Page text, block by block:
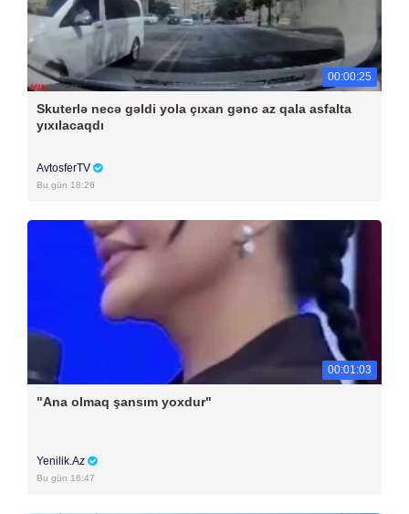
00:00:25
Skuterlə necə gəldi yola çıxan gənc az qala asfalta
yıxılacaqdı
AvtosferTV
Bu gün 18:26
00:01:03
"Ana olmaq şansım yoxdur"
Yenilik.Az
Bu gün 16:47